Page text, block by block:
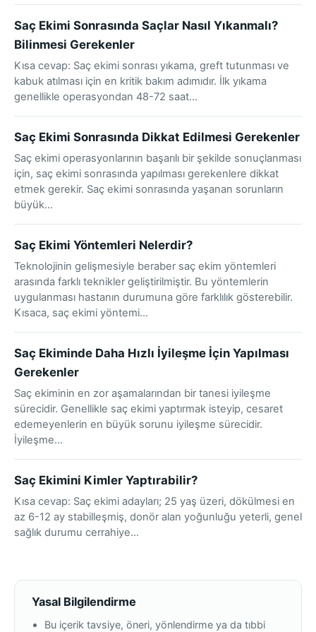
Saç Ekimi Sonrasında Saçlar Nasıl Yıkanmalı?
Bilinmesi Gerekenler
Kısa cevap: Saç ekimi sonrası yıkama, greft tutunması ve
kabuk atılması için en kritik bakım adımıdır. İlk yıkama
genellikle operasyondan 48-72 saat…
Saç Ekimi Sonrasında Dikkat Edilmesi Gerekenler
Saç ekimi operasyonlarının başarılı bir şekilde sonuçlanması
için, saç ekimi sonrasında yapılması gerekenlere dikkat
etmek gerekir. Saç ekimi sonrasında yaşanan sorunların
büyük…
Saç Ekimi Yöntemleri Nelerdir?
Teknolojinin gelişmesiyle beraber saç ekim yöntemleri
arasında farklı teknikler geliştirilmiştir. Bu yöntemlerin
uygulanması hastanın durumuna göre farklılık gösterebilir.
Kısaca, saç ekimi yöntemi…
Saç Ekiminde Daha Hızlı İyileşme İçin Yapılması
Gerekenler
Saç ekiminin en zor aşamalarından bir tanesi iyileşme
sürecidir. Genellikle saç ekimi yaptırmak isteyip, cesaret
edemeyenlerin en büyük sorunu iyileşme sürecidir.
İyileşme…
Saç Ekimini Kimler Yaptırabilir?
Kısa cevap: Saç ekimi adayları; 25 yaş üzeri, dökülmesi en
az 6-12 ay stabilleşmiş, donör alan yoğunluğu yeterli, genel
sağlık durumu cerrahiye…
Yasal Bilgilendirme
Bu içerik tavsiye, öneri, yönlendirme ya da tıbbi